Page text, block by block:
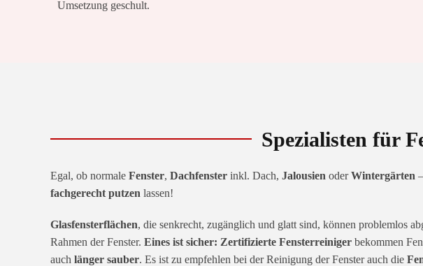
Umsetzung geschult.
Spezialisten für
Egal, ob normale Fenster, Dachfenster inkl. Dach, Jalousien oderWintergärten
fachgerecht putzen lassen!
Glasfensterflächen, die senkrecht, zugänglich und glatt sind, können problemlos
Rahmen der Fenster. Eines ist sicher: Zertifizierte Fensterreiniger bekommen
auch länger sauber. Es ist zu empfehlen bei der Reinigung der Fenster auch die